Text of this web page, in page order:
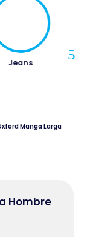
Jeans
Manga Larga
Hombre